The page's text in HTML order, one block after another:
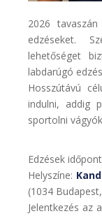
2026
edzéseket.
lehetőséget
labdarúgó
Hosszútávú
indulni, addig
sportolni
Edzések
Helyszíne:
(1034
Jelentkezés az